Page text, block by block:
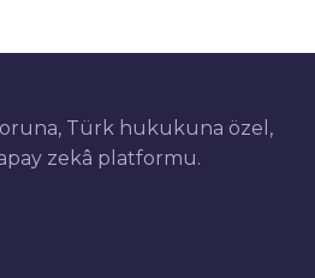
Türk hukukuna özel,
zekâ platformu.